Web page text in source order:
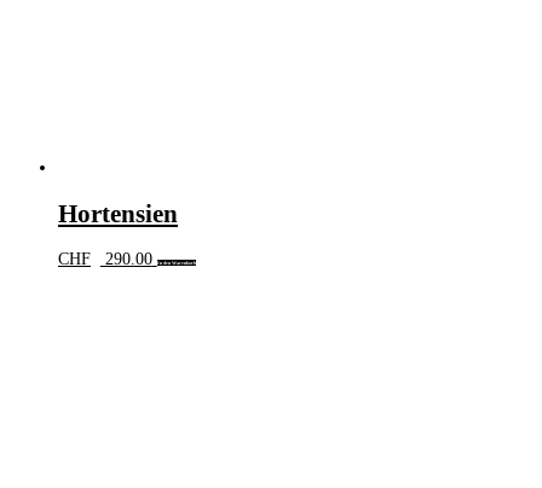
Hortensien
CHF 290.00 In den Warenkorb